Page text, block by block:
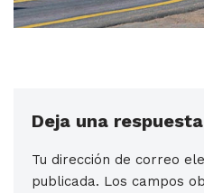
Deja una respuesta
Tu dirección de correo
publicada. Los campos